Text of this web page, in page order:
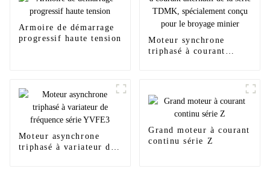
Armoire de démarrage
progressif haute tension
Moteur synchrone
triphasé à courant
minier
Moteur asynchrone
triphasé à variateur de
Grand moteur à courant
continu série Z